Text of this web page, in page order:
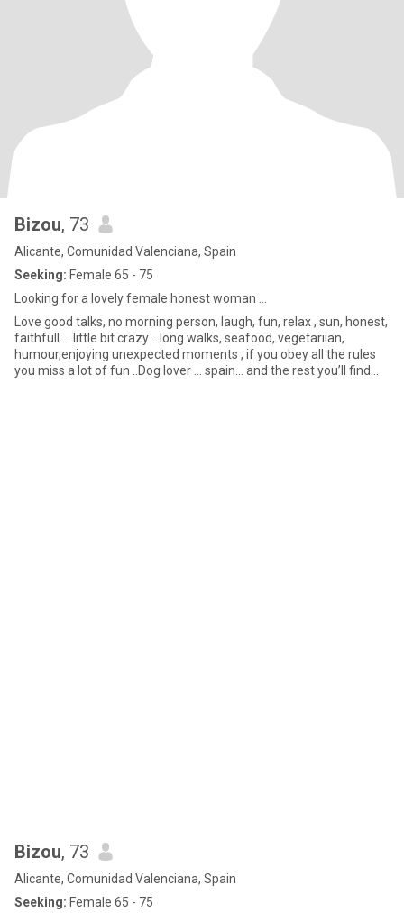
Bizou, 73
Alicante, Comunidad Valenciana, Spain
Seeking: Female 65 - 75
Looking for a lovely female honest woman …
Love good talks, no morning person, laugh, fun, relax , sun, honest,
faithfull ... little bit crazy ...long walks, seafood, vegetariian,
humour,enjoying unexpected moments , if you obey all the rules
you miss a lot of fun ..Dog lover ... spain... and the rest you’ll find
Bizou, 73
Alicante, Comunidad Valenciana, Spain
Seeking: Female 65 - 75